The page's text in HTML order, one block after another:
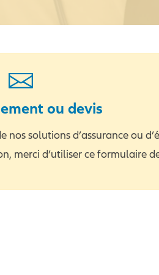
ou devis
nos solutions d’assurance ou
merci d’utiliser ce formulaire